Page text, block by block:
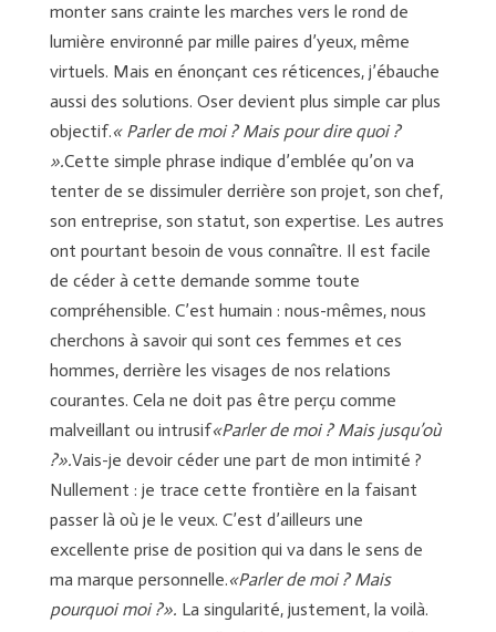
monter sans crainte les marches vers le rond de
lumière environné par mille paires d’yeux, même
virtuels. Mais en énonçant ces réticences, j’ébauche
aussi des solutions. Oser devient plus simple car plus
objectif.« Parler de moi ? Mais pour dire quoi ?
».Cette simple phrase indique d’emblée qu’on va
tenter de se dissimuler derrière son projet, son chef,
son entreprise, son statut, son expertise. Les autres
ont pourtant besoin de vous connaître. Il est facile
de céder à cette demande somme toute
compréhensible. C’est humain : nous-mêmes, nous
cherchons à savoir qui sont ces femmes et ces
hommes, derrière les visages de nos relations
courantes. Cela ne doit pas être perçu comme
malveillant ou intrusif«Parler de moi ? Mais jusqu’où
?».Vais-je devoir céder une part de mon intimité ?
Nullement : je trace cette frontière en la faisant
passer là où je le veux. C’est d’ailleurs une
excellente prise de position qui va dans le sens de
ma marque personnelle.«Parler de moi ? Mais
pourquoi moi ?». La singularité, justement, la voilà.